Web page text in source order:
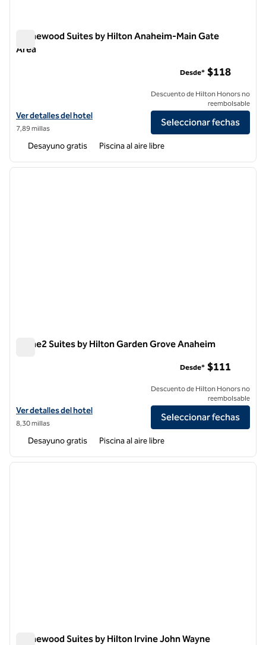
Homewood Suites by Hilton Anaheim-Main Gate
Area
Ver detalles del hotel Homewood Suites by Hilton Anaheim-Main
Ver detalles del hotel
7,89 millas
Desde* $118
Descuento de Hilton Honors no
reembolsable
Seleccionar fechas
Desayuno gratis Piscina al aire libre
1 de 12
Home2 Suites by Hilton Garden Grove Anaheim
Ver detalles del hotel para Home2 Suites by Hilton Garden Grove
Ver detalles del hotel
8,30 millas
Desde* $111
Descuento de Hilton Honors no
reembolsable
Seleccionar fechas
Desayuno gratis Piscina al aire libre
1 de 12
Homewood Suites by Hilton Irvine John Wayne